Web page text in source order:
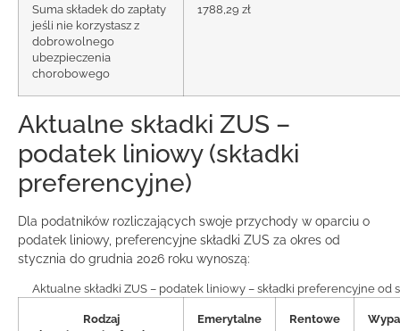
Suma składek do zapłaty
jeśli nie korzystasz z
dobrowolnego
ubezpieczenia
chorobowego
1788,29 zł
Aktualne składki ZUS –
podatek liniowy (składki
preferencyjne)
Dla podatników rozliczających swoje przychody w oparciu o
podatek liniowy, preferencyjne składki ZUS za okres od
stycznia do grudnia 2026 roku wynoszą:
Aktualne składki ZUS – podatek liniowy – składki preferencyjne od
Rodzaj
Emerytalne Rentowe